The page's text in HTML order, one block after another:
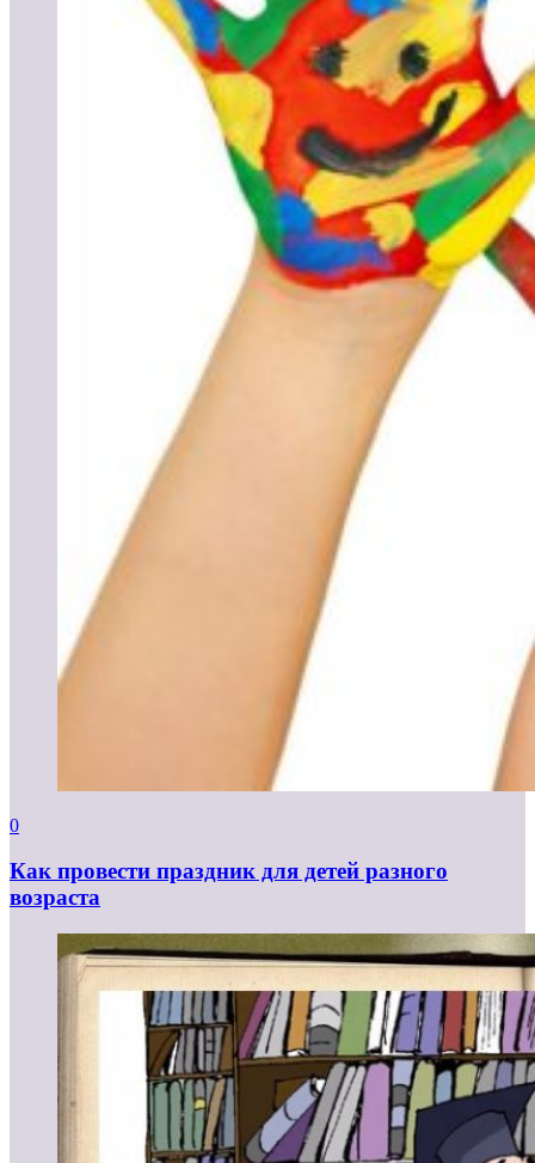
0
Как провести праздник для детей разного
возраста